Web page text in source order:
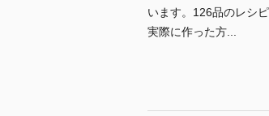
います。126品のレシ
実際に作った方...